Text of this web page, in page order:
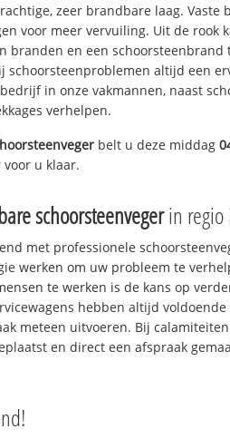
zeer brandbare laag. Vaste
voor meer vervuiling. Uit de rook
branden en een schoorsteenbrand
schoorsteenproblemen altijd een
in onze vakmannen, naast
verhelpen.
belt u deze middag
u klaar.
schoorsteenvegerin regio
met professionele
werken om uw probleem te
te werken is de kans op
hebben altijd
meteen uitvoeren. Bij
en direct een afspraak